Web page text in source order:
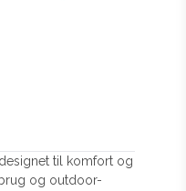
til komfort og
og outdoor-